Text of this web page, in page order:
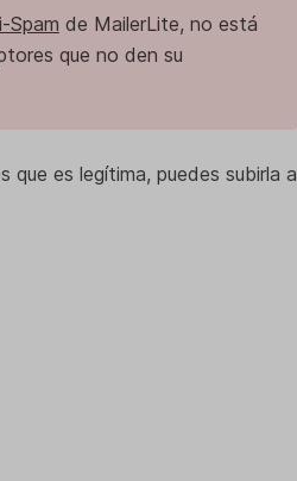
Spam de MailerLite, no está
que no den su
es legítima, puedes subirla a